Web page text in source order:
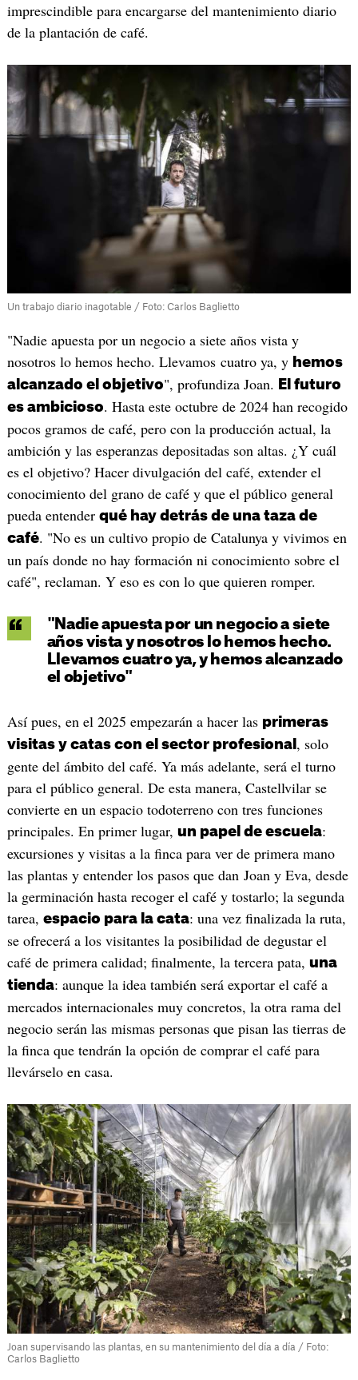
imprescindible para encargarse del mantenimiento diario
de la plantación de café.
Un trabajo diario inagotable / Foto: Carlos Baglietto
"Nadie apuesta por un negocio a siete años vista y
nosotros lo hemos hecho. Llevamos cuatro ya, y hemos
alcanzado el objetivo", profundiza Joan.
El futuro
es ambicioso. Hasta este octubre de 2024 han recogido
pocos gramos de café, pero con la producción actual, la
ambición y las esperanzas depositadas son altas. ¿Y cuál
es el objetivo? Hacer divulgación del café, extender el
conocimiento del grano de café y que el público general
pueda entender qué hay detrás de una taza de
café. "No es un cultivo propio de Catalunya y vivimos en
un país donde no hay formación ni conocimiento sobre el
café", reclaman. Y eso es con lo que quieren romper.
"Nadie apuesta por un negocio a siete
años vista y nosotros lo hemos hecho.
Llevamos cuatro ya, y hemos alcanzado
el objetivo"
Así pues, en el 2025 empezarán a hacer las primeras
visitas y catas con el sector profesional , solo
gente del ámbito del café. Ya más adelante, será el turno
para el público general. De esta manera, Castellvilar se
convierte en un espacio todoterreno con tres funciones
principales. En primer lugar, un papel de escuela:
excursiones y visitas a la finca para ver de primera mano
las plantas y entender los pasos que dan Joan y Eva, desde
la germinación hasta recoger el café y tostarlo; la segunda
tarea, espacio para la cata: una vez finalizada la ruta,
se ofrecerá a los visitantes la posibilidad de degustar el
café de primera calidad; finalmente, la tercera pata, una
tienda: aunque la idea también será exportar el café a
mercados internacionales muy concretos, la otra rama del
negocio serán las mismas personas que pisan las tierras de
la finca que tendrán la opción de comprar el café para
llevárselo en casa.
Joan supervisando las plantas, en su mantenimiento del día a día / Foto:
Carlos Baglietto